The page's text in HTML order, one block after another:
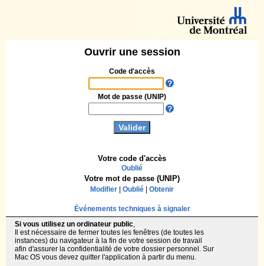
Ouvrir une session
Code d'accès
Votre code d'accès
Oublié
Mot de passe (UNIP)
Votre mot de passe (UNIP)
Modifier Oublié Obtenir
Événements techniques à signaler
Si vous utilisez un ordinateur public,
Il est nécessaire de fermer toutes les fenêtres (de toutes les
instances) du navigateur à la fin de votre session de travail
afin d'assurer la confidentialité de votre dossier personnel. Sur
Mac OS vous devez quitter l'application à partir du menu.